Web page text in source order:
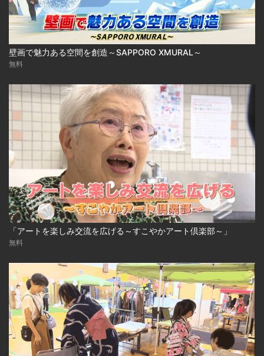
壁画で魅力ある空間を創造～SAPPORO XMURAL～
無料
「アートを楽しみ交流を広げる～すこやかアート倶楽部～」
無料